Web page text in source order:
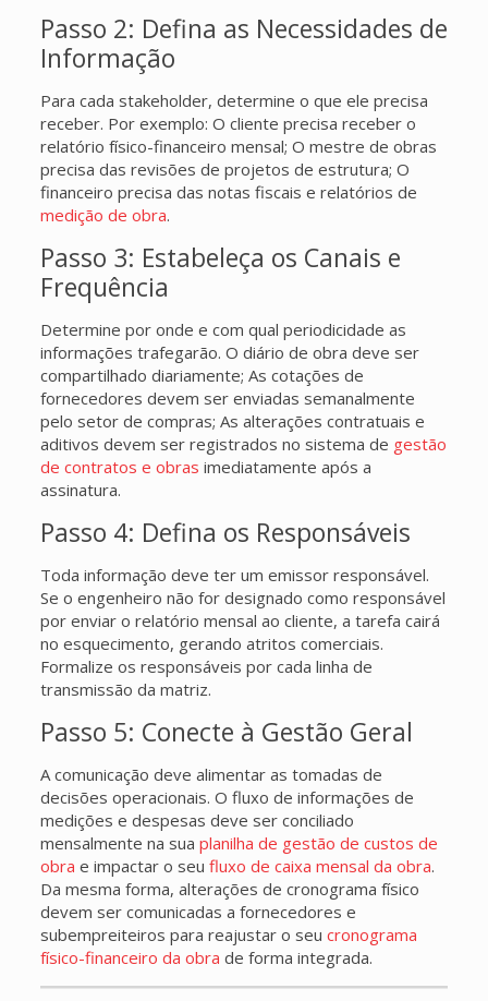
Passo 2: Defina as Necessidades de
Informação
Para cada stakeholder, determine o que ele precisa
receber. Por exemplo: O cliente precisa receber o
relatório físico-financeiro mensal; O mestre de obras
precisa das revisões de projetos de estrutura; O
financeiro precisa das notas fiscais e relatórios de
medição de obra.
Passo 3: Estabeleça os Canais e
Frequência
Determine por onde e com qual periodicidade as
informações trafegarão. O diário de obra deve ser
compartilhado diariamente; As cotações de
fornecedores devem ser enviadas semanalmente
pelo setor de compras; As alterações contratuais e
aditivos devem ser registrados no sistema de gestão
de contratos e obras imediatamente após a
assinatura.
Passo 4: Defina os Responsáveis
Toda informação deve ter um emissor responsável.
Se o engenheiro não for designado como responsável
por enviar o relatório mensal ao cliente, a tarefa cairá
no esquecimento, gerando atritos comerciais.
Formalize os responsáveis por cada linha de
transmissão da matriz.
Passo 5: Conecte à Gestão Geral
A comunicação deve alimentar as tomadas de
decisões operacionais. O fluxo de informações de
medições e despesas deve ser conciliado
mensalmente na sua planilha de gestão de custos de
obra e impactar o seu fluxo de caixa mensal da obra.
Da mesma forma, alterações de cronograma físico
devem ser comunicadas a fornecedores e
subempreiteiros para reajustar o seu cronograma
físico-financeiro da obra de forma integrada.